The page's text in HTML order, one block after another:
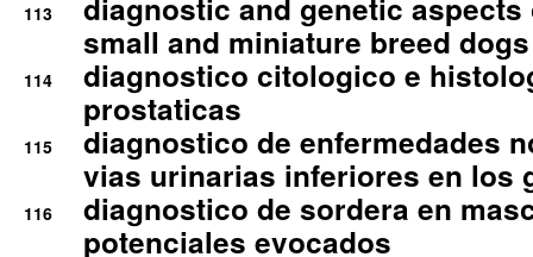
113
diagnostic and genetic
small and miniature breed
114
diagnostico citologico e
prostaticas
115
diagnostico de enfermedades
vias urinarias inferiores en los
116
diagnostico de sordera en
potenciales evocados